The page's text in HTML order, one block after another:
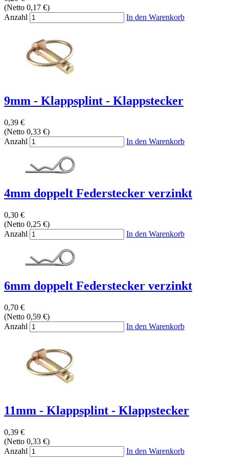
(Netto 0,17 €)
Anzahl
In den Warenkorb
9mm - Klappsplint - Klappstecker
0,39 €
(Netto 0,33 €)
Anzahl
In den Warenkorb
4mm doppelt Federstecker verzinkt
0,30 €
(Netto 0,25 €)
Anzahl
In den Warenkorb
6mm doppelt Federstecker verzinkt
0,70 €
(Netto 0,59 €)
Anzahl
In den Warenkorb
11mm - Klappsplint - Klappstecker
0,39 €
(Netto 0,33 €)
Anzahl
In den Warenkorb